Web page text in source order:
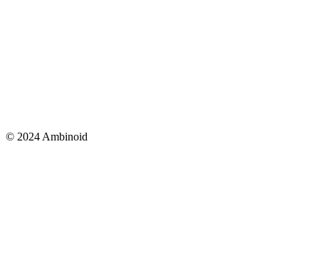
© 2024 Ambinoid